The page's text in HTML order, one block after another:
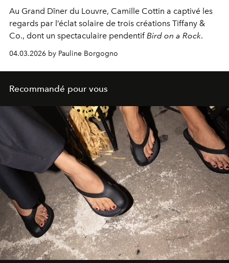
Au Grand Dîner du Louvre, Camille Cottin a captivé les
regards par l’éclat solaire de trois créations Tiffany &
Co., dont un spectaculaire pendentifBird on a Rock.
04.03.2026 by Pauline Borgogno
Recommandé pour vous